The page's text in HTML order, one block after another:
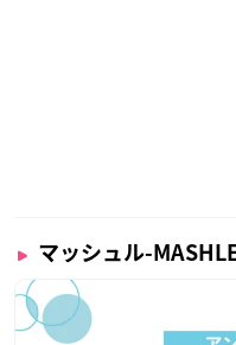
マッシュル-